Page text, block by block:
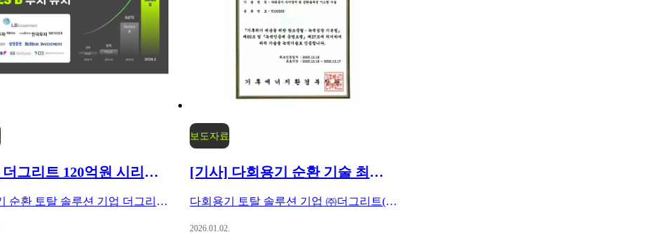
[기사] 더그리트 120억원 시리즈B 투자유치 완료
다회용기 순환 토탈 솔루션 기업 더그리트가 120억원 규모 추가 투자유치에 성공했습니다.
보도자료
[기사] 다회용기 순환 기술 최초 '녹색기술 인증' 획득
다회용기 토탈 솔루션 기업 ㈜더그리트(대표 양우정)가 '다회용기 수거장치 및 순환솔루션 시스템 기술'로 녹색기술 인증을 획득했습니다. 다회용기 순환 서비스 분야에서 국내 최초로 녹색기술 인증을 받은 사례입니다.
2026.01.02.